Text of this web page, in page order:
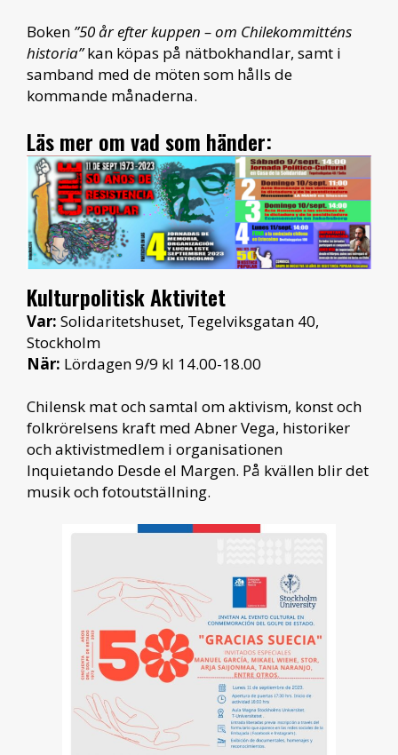
Boken ”50 år efter kuppen – om Chilekommitténs
historia”kan köpas på nätbokhandlar, samt i
samband med de möten som hålls de
kommande månaderna.
Läs mer om vad som händer:
Kulturpolitisk Aktivitet
Var: Solidaritetshuset, Tegelviksgatan 40,
Stockholm
När: Lördagen 9/9 kl 14.00-18.00
Chilensk mat och samtal om aktivism, konst och
folkrörelsens kraft med Abner Vega, historiker
och aktivistmedlem i organisationen
Inquietando Desde el Margen. På kvällen blir det
musik och fotoutställning.